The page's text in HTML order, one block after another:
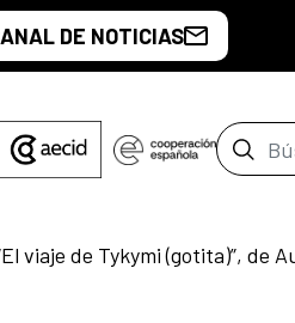
DE NOTICIAS
Barra